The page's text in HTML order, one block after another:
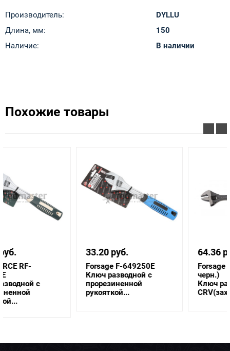
Производитель:
DYLLU
Длина, мм:
150
Наличие:
В наличии
Похожие товары
33.20 руб.
Forsage F-649250E
прорезиненной
рукояткой...
64.36 руб.
Forsage F-649300(NEW
черн.)
Ключ разводной Profi
CRV(захват 33мм, 30...